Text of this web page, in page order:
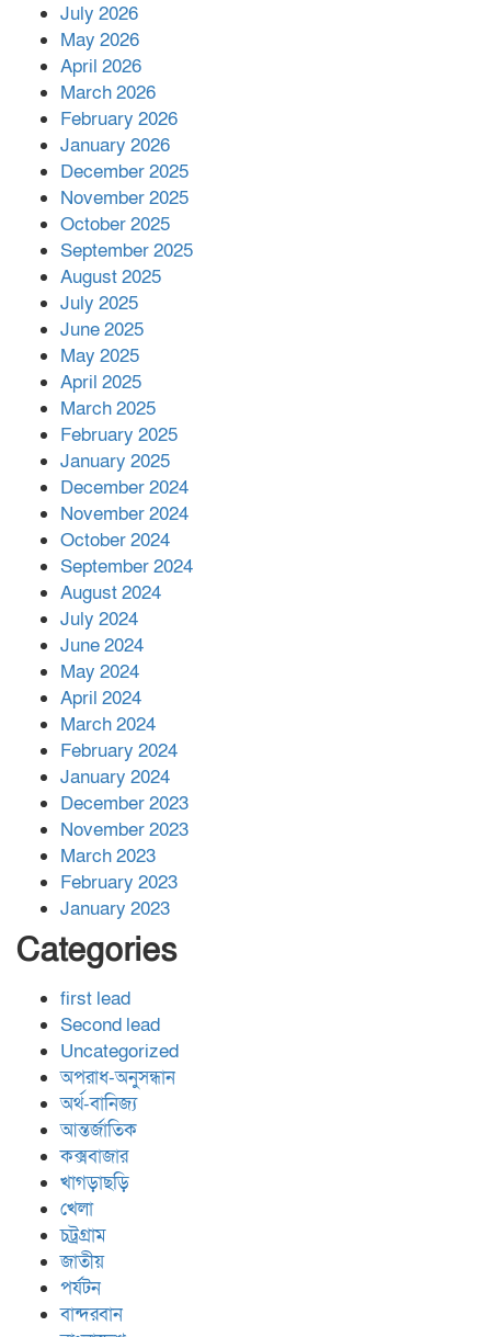
পর ফোন তারেক রহমানের,গ্যাস সঙ্কট
সহায়তা দিলেন সাচিং প্রু জেরী
July 2026
May 2026
April 2026
March 2026
February 2026
January 2026
December 2025
November 2025
October 2025
September 2025
August 2025
July 2025
June 2025
May 2025
April 2025
March 2025
February 2025
January 2025
December 2024
November 2024
October 2024
September 2024
August 2024
July 2024
June 2024
May 2024
April 2024
March 2024
February 2024
January 2024
December 2023
November 2023
March 2023
February 2023
January 2023
Categories
first lead
Second lead
Uncategorized
অপরাধ-অনুসন্ধান
অর্থ-বানিজ্য
আন্তর্জাতিক
কক্সবাজার
খাগড়াছড়ি
খেলা
চট্রগ্রাম
জাতীয়
পর্যটন
বান্দরবান